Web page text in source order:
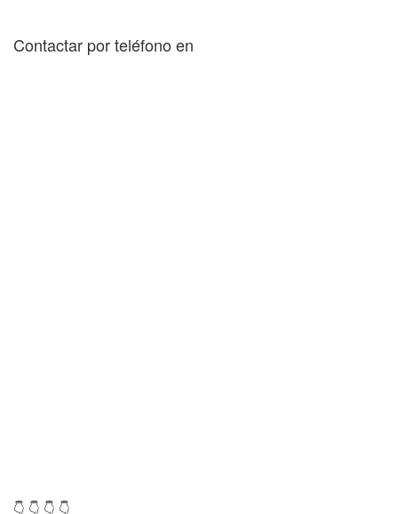
Contactar por teléfono en
👇 👇 👇 👇